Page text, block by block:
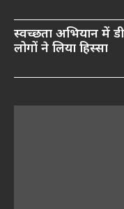
स्वच्छता अभियान में
लोगों ने लिया हिस्सा